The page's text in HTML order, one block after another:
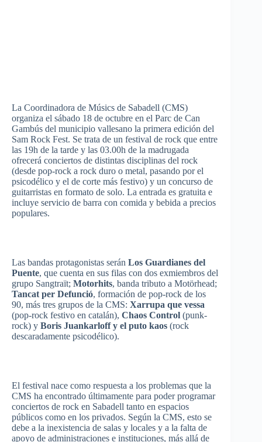
La Coordinadora de Músics de Sabadell (CMS)
organiza el sábado 18 de octubre en el Parc de Can
Gambús del municipio vallesano la primera edición del
Sam Rock Fest. Se trata de un festival de rock que entre
las 19h de la tarde y las 03.00h de la madrugada
ofrecerá conciertos de distintas disciplinas del rock
(desde pop-rock a rock duro o metal, pasando porel
psicodélico y el de corte más festivo) y un concurso de
guitarristas en formato de solo. La entrada es gratuita e
incluye servicio de barra con comida y bebida a precios
populares.
Las bandas protagonistas serán Los Guardianes del
Puente, que cuenta en sus filas con dos exmiembros del
grupo Sangtraït; Motorhits, banda tributo a Motörhead;
Tancat per Defunció, formación de pop-rock de los
90, más tres grupos de la CMS: Xarrupa que vessa
(pop-rock festivo en catalán), Chaos Control (punk-
rock) y Boris Juankarloffy el puto kaos (rock
descaradamente psicodélico).
El festival nace como respuesta a los problemas que la
CMS ha encontrado últimamente para poder programar
conciertos de rock en Sabadell tanto en espacios
públicos como en los privados. Según la CMS, esto se
debe a la inexistencia de salas y locales y a la falta de
apoyo de administraciones e instituciones, más allá de